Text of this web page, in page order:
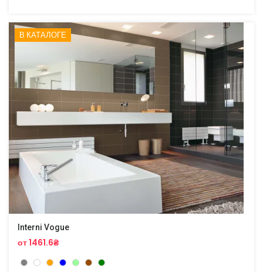
В КАТАЛОГЕ
Interni Vogue
от 1461.6₴